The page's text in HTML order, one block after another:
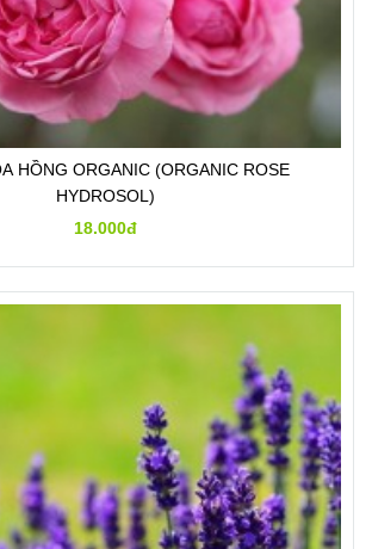
HỒNG ORGANIC (ORGANIC ROSE
HYDROSOL)
18.000đ